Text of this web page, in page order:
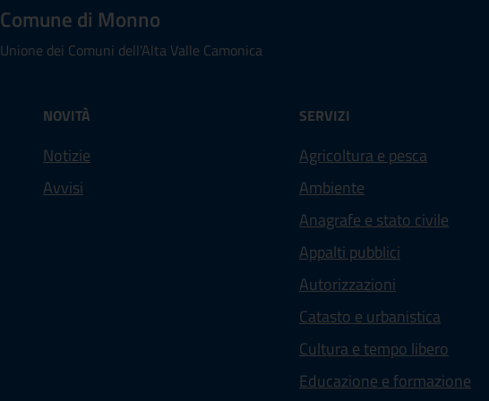
Comune di Monno
Unione dei Comuni dell'Alta Valle Camonica
NOVITÀ
Notizie
Avvisi
SERVIZI
Agricoltura e pesca
Ambiente
Anagrafe e stato civile
Appalti pubblici
Autorizzazioni
Catasto e urbanistica
Cultura e tempo libero
Educazione e formazione